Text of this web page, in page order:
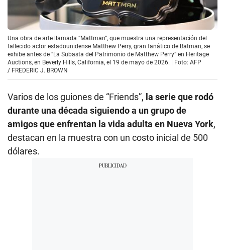
Una obra de arte llamada “Mattman”, que muestra una representación del
fallecido actor estadounidense Matthew Perry, gran fanático de Batman, se
exhibe antes de “La Subasta del Patrimonio de Matthew Perry” en Heritage
Auctions, en Beverly Hills, California, el 19 de mayo de 2026. | Foto: AFP
/ FREDERIC J. BROWN
Varios de los guiones de “Friends”, la serie que rodó
durante una década siguiendo a un grupo de
amigos que enfrentan la vida adulta en Nueva York,
destacan en la muestra con un costo inicial de 500
dólares.